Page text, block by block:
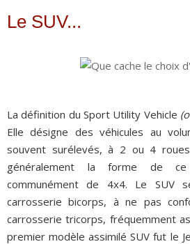
Le SUV...
La définition du Sport Utility Vehicle
Elle désigne des véhicules au
souvent surélevés, à 2 ou 4
généralement la forme de
communément de 4x4. Le SUV
carrosserie bicorps, à ne pas
carrosserie tricorps, fréquemment
premier modèle assimilé SUV fut le